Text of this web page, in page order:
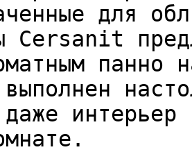
для
Cersanit
панно
даже